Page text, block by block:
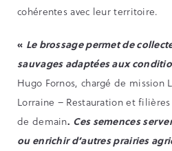
cohérentes avec leur territoire.
« Le brossage permet de
sauvages adaptées aux
Hugo Fornos, chargé de mission
Lorraine – Restauration et
de demain. Ces semences
ou enrichir d’autres prairies